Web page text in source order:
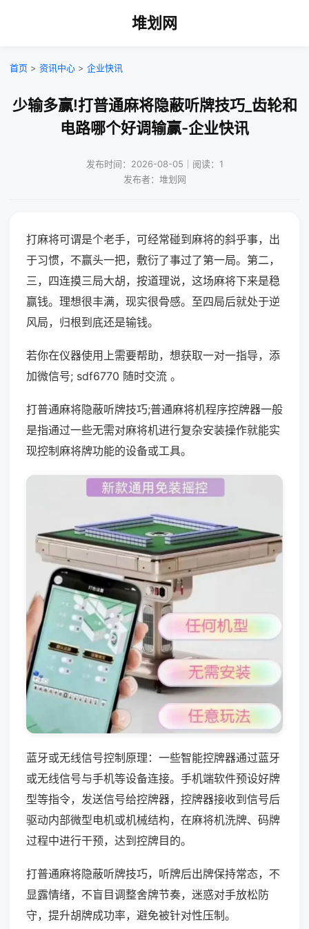
堆划网
首页 > 资讯中心 > 企业快讯
少输多赢!打普通麻将隐蔽听牌技巧_齿轮和
电路哪个好调输赢-企业快讯
发布时间：2026-08-05｜阅读：1
发布者：堆划网
打麻将可谓是个老手，可经常碰到麻将的斜乎事，出
于习惯，不赢头一把，敷衍了事过了第一局。第二，
三，四连摸三局大胡，按道理说，这场麻将下来是稳
赢钱。理想很丰满，现实很骨感。至四局后就处于逆
风局，归根到底还是输钱。
若你在仪器使用上需要帮助，想获取一对一指导，添
加微信号; sdf6770 随时交流 。
打普通麻将隐蔽听牌技巧;普通麻将机程序控牌器一般
是指通过一些无需对麻将机进行复杂安装操作就能实
现控制麻将牌功能的设备或工具。
蓝牙或无线信号控制原理：一些智能控牌器通过蓝牙
或无线信号与手机等设备连接。手机端软件预设好牌
型等指令，发送信号给控牌器，控牌器接收到信号后
驱动内部微型电机或机械结构，在麻将机洗牌、码牌
过程中进行干预，达到控牌目的。
打普通麻将隐蔽听牌技巧，听牌后出牌保持常态，不
显露情绪，不盲目调整舍牌节奏，迷惑对手放松防
守，提升胡牌成功率，避免被针对性压制。